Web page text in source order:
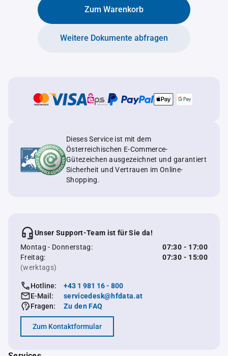
Zum Warenkorb
Weitere Dokumente abfragen
Dieses Service ist mit dem
Österreichischen E-Commerce-
Gütezeichen ausgezeichnet und garantiert
Sicherheit und Vertrauen im Online-
Shopping.
Unser Support-Team ist für Sie da!
Montag - Donnerstag:
07:30 - 17:00
Freitag:
07:30 - 15:00
(werktags)
Hotline:
+43 1 981 16 - 800
E-Mail:
servicedesk@hfdata.at
Fragen:
Zu den FAQ
Zum Kontaktformular